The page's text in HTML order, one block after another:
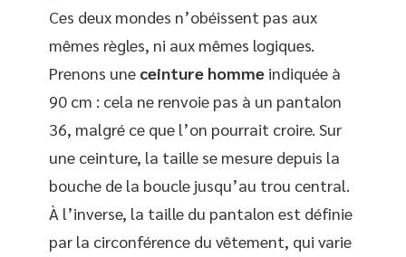
Ces deux mondes n’obéissent pas aux
mêmes règles, ni aux mêmes logiques.
Prenons une ceinture homme indiquée à
90 cm : cela ne renvoie pas à un pantalon
36, malgré ce que l’on pourrait croire. Sur
une ceinture, la taille se mesure depuis la
bouche de la boucle jusqu’au trou central.
À l’inverse, la taille du pantalon est définie
par la circonférence du vêtement, qui varie